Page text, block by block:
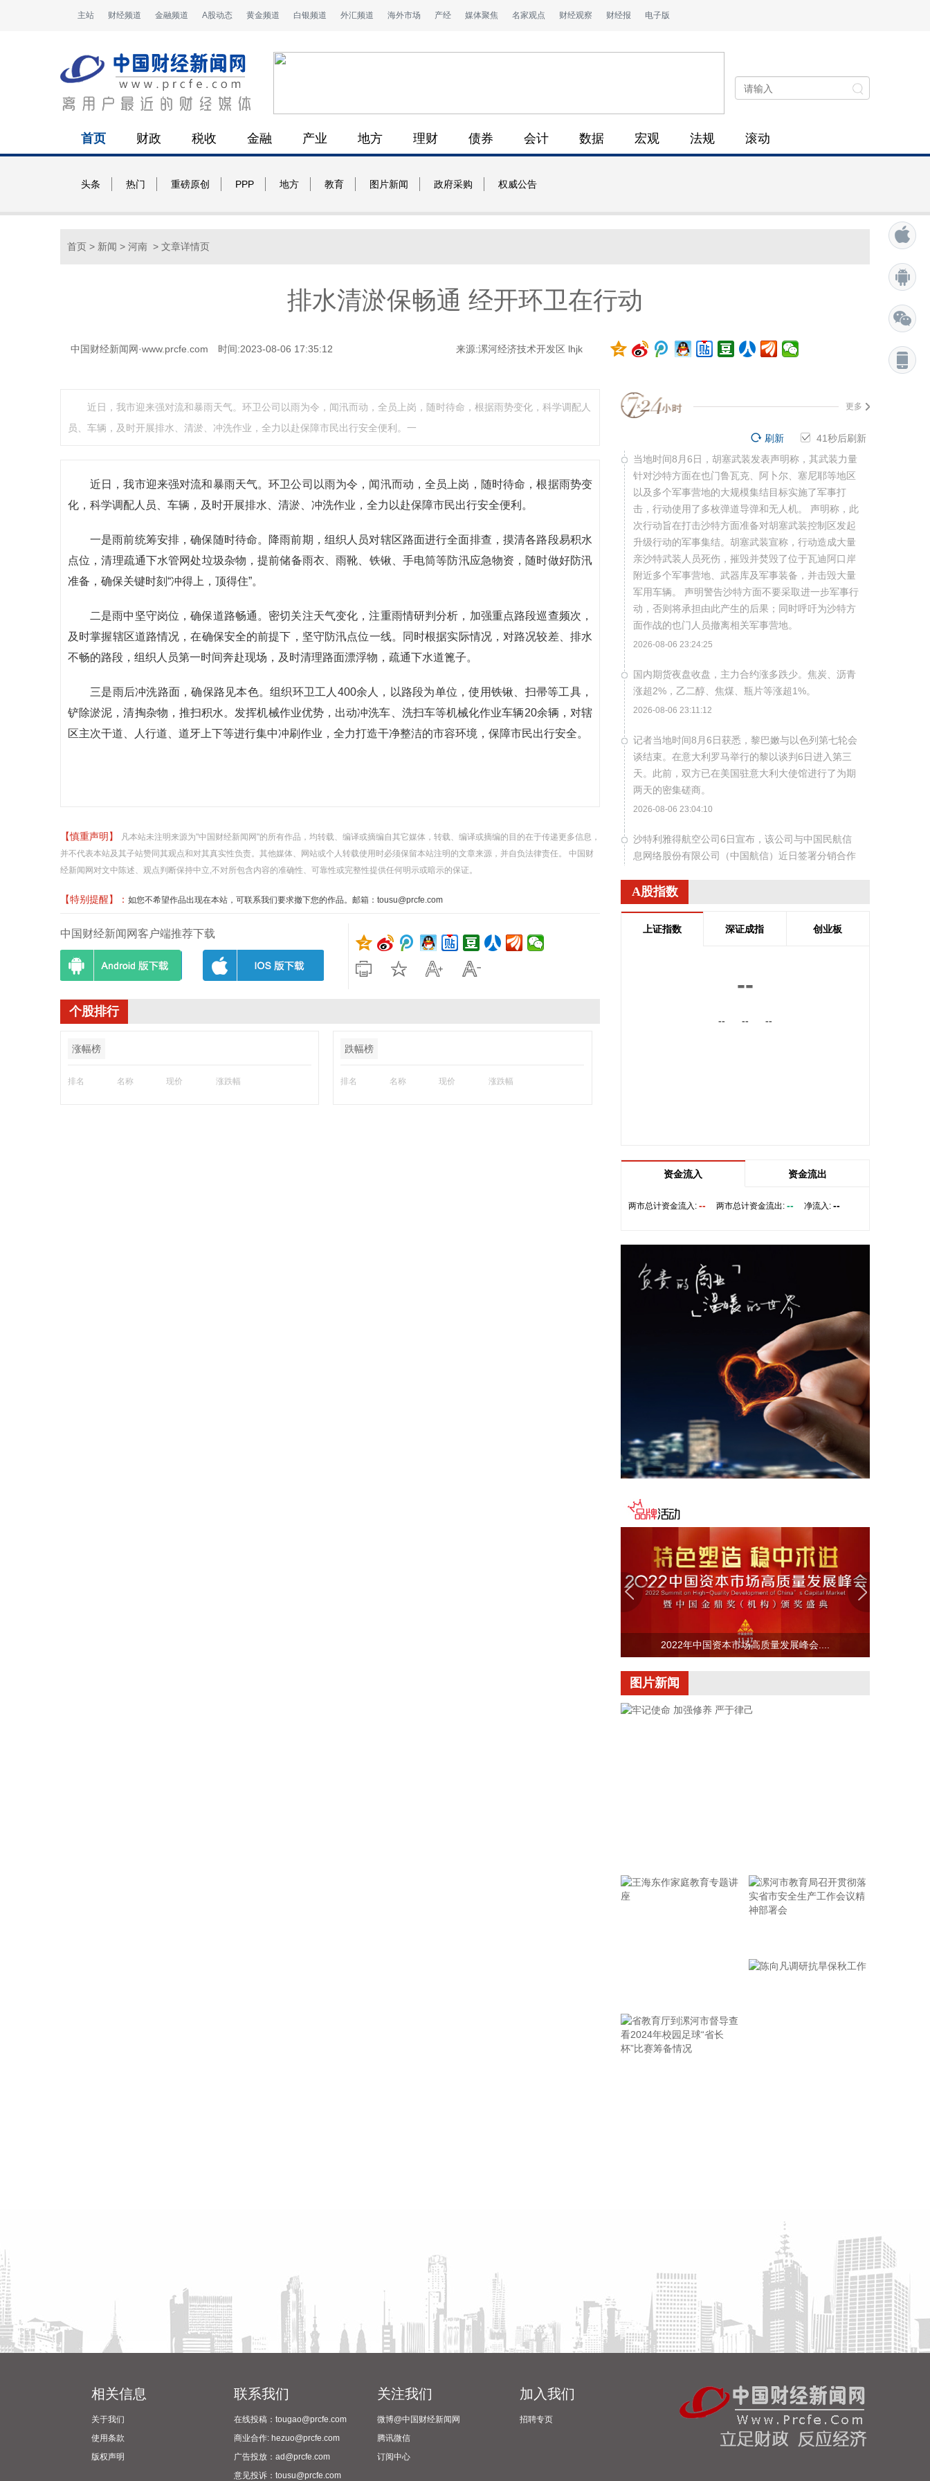
主站 财经频道 金融频道 A股动态 黄金频道 白银频道 外汇频道 海外市场 产经 媒体聚焦 名家观点 财经观察 财经报 电子版
首页 财政 税收 金融 产业 地方 理财 债券 会计 数据 宏观 法规 滚动
头条 热门 重磅原创 PPP 地方 教育 图片新闻 政府采购 权威公告
首页 > 新闻 > 河南 > 文章详情页
排水清淤保畅通 经开环卫在行动
中国财经新闻网·www.prcfe.com 时间:2023-08-06 17:35:12 来源:漯河经济技术开发区 lhjk
近日，我市迎来强对流和暴雨天气。环卫公司以雨为令，闻汛而动，全员上岗，随时待命，根据雨势变化，科学调配人
员、车辆，及时开展排水、清淤、冲洗作业，全力以赴保障市民出行安全便利。一
近日，我市迎来强对流和暴雨天气。环卫公司以雨为令，闻汛而动，全员上岗，随时待命，根据雨势变
化，科学调配人员、车辆，及时开展排水、清淤、冲洗作业，全力以赴保障市民出行安全便利。
一是雨前统筹安排，确保随时待命。降雨前期，组织人员对辖区路面进行全面排查，摸清各路段易积水
点位，清理疏通下水管网处垃圾杂物，提前储备雨衣、雨靴、铁锹、手电筒等防汛应急物资，随时做好防汛
准备，确保关键时刻“冲得上，顶得住”。
二是雨中坚守岗位，确保道路畅通。密切关注天气变化，注重雨情研判分析，加强重点路段巡查频次，
及时掌握辖区道路情况，在确保安全的前提下，坚守防汛点位一线。同时根据实际情况，对路况较差、排水
不畅的路段，组织人员第一时间奔赴现场，及时清理路面漂浮物，疏通下水道篦子。
三是雨后冲洗路面，确保路见本色。组织环卫工人400余人，以路段为单位，使用铁锹、扫帚等工具，
铲除淤泥，清掏杂物，推扫积水。发挥机械作业优势，出动冲洗车、洗扫车等机械化作业车辆20余辆，对辖
区主次干道、人行道、道牙上下等进行集中冲刷作业，全力打造干净整洁的市容环境，保障市民出行安全。
【慎重声明】
凡本站未注明来源为"中国财经新闻网"的所有作品，均转载、编译或摘编自其它媒体，转载、编译或摘编的目的在于传递更多信息，
并不代表本站及其子站赞同其观点和对其真实性负责。其他媒体、网站或个人转载使用时必须保留本站注明的文章来源，并自负法律责任。 中国财
经新闻网对文中陈述、观点判断保持中立,不对所包含内容的准确性、可靠性或完整性提供任何明示或暗示的保证。
【特别提醒】： 如您不希望作品出现在本站，可联系我们要求撤下您的作品。邮箱：tousu@prcfe.com
中国财经新闻网客户端推荐下载
个股排行
涨幅榜
排名 名称 现价 涨跌幅
跌幅榜
排名 名称 现价 涨跌幅
更多
40秒后刷新
刷新
当地时间8月6日，胡塞武装发表声明称，其武装力量
针对沙特方面在也门鲁瓦克、阿卜尔、塞尼耶等地区
以及多个军事营地的大规模集结目标实施了军事打
击，行动使用了多枚弹道导弹和无人机。 声明称，此
次行动旨在打击沙特方面准备对胡塞武装控制区发起
升级行动的军事集结。胡塞武装宣称，行动造成大量
亲沙特武装人员死伤，摧毁并焚毁了位于瓦迪阿口岸
附近多个军事营地、武器库及军事装备，并击毁大量
军用车辆。 声明警告沙特方面不要采取进一步军事行
动，否则将承担由此产生的后果；同时呼吁为沙特方
面作战的也门人员撤离相关军事营地。
2026-08-06 23:24:25
国内期货夜盘收盘，主力合约涨多跌少。焦炭、沥青
涨超2%，乙二醇、焦煤、瓶片等涨超1%。
2026-08-06 23:11:12
记者当地时间8月6日获悉，黎巴嫩与以色列第七轮会
谈结束。在意大利罗马举行的黎以谈判6日进入第三
天。此前，双方已在美国驻意大利大使馆进行了为期
两天的密集磋商。
2026-08-06 23:04:10
沙特利雅得航空公司6日宣布，该公司与中国民航信
息网络股份有限公司（中国航信）近日签署分销合作
空互联互通。 根据协议，双方将围绕全渠道分销、现
代航空零售、数字化创新及未来旅客体验等领域开展
合作。此协议还支持利雅得航空持续拓展包括中国在
一博科技8月6日接受机构调研时表示，截至目前，公
增速整体上逐月提高，增长较快的领域有ATE产品、
明显高于上半年，毛利率随着产能利用率的提升也在
2026-08-06 22:36:20
长兼总经理曾毓群举行会谈。双方围绕深化新能源、
交能融合、绿色发展、科技创新等领域合作进行深入
创源股份(300703)8月6日在互动平台回复称，公司目
前并未自建算力中心，更多聚焦于算力资源的应用，
通过与外部算力服务商合作，积极建设AIGC技术平
台。目前AIGC技术平台对公司业绩不产生直接影
2026-08-06 22:24:14
纳斯达克100指数转涨，标普500指数涨0.2%。美光
幅后涨近2%。其他存储股也大幅收窄跌幅。
2026-08-06 22:20:19
据上海市国资委消息，8月6日，上海市国资委党委书
记、主任周小全接待上海清算所党委书记、董事长马
贱阳一行，双方围绕自贸离岸债等新型金融工具运
用、套期保值等风险管理领域的合作开展深入交流。
双方表示，将深入贯彻落实十二届市委九次全会精
神，以协同机制为纽带，持续推动金融基础设施资源
与市属国资产业布局深度联动，立足服务实体经济、
2026-08-06 22:16:16
映翰通(688080)8月6日公告，公司控股股东、实控人
报预警，做到“早报、快报、多报”，多部门加密精细
化预报，健全预警叫应机制，全面覆盖重点群体；要
有序启动响应，科学把握“时、度、效”，全面激
洞、无死角、无盲区”，全覆盖排查管控各类安全隐
设施与薄弱海塘；要提前组织人员转移，做到“不漏一
户、不落一人”，按时分段完成各类风险区域人员转
移；要强化应急准备，做到力量下沉、保障下倾，前
依顿电子(603328)8月6日公告，拟向包括公司控股股
东九洲集团在内的不超过35名特定投资者，发行股票
募资不超过20亿元，用于高端印制电路板智能制造项
目及补充流动资金。其中，九洲集团拟以现金方式认
购此次发行股份金额不低于5亿元（含）且不高于10
亿元（含）。
2026-08-06 21:45:44
0.07%，道指涨0.19%，纳指跌0.34%。存储股多数
走低，闪迪跌超12%，西部数据跌超19%。
A股指数
上证指数 深证成指 创业板
--
-- -- --
资金流入 资金流出
两市总计资金流入: -- 两市总计资金流出: -- 净流入: --
2022年中国资本市场高质量发展峰会....
图片新闻
座
实省市安全生产工作会议
相关信息
关于我们
使用条款
版权声明
联系我们
在线投稿：tougao@prcfe.com
商业合作: hezuo@prcfe.com
广告投放：ad@prcfe.com
意见投诉：tousu@prcfe.com
关注我们
微博@中国财经新闻网
腾讯微信
订阅中心
加入我们
招聘专页